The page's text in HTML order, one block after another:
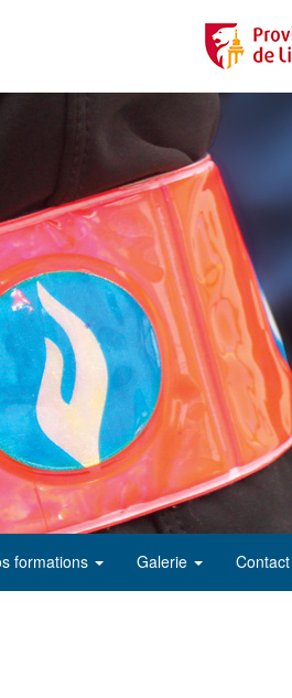
formations Galerie Contact